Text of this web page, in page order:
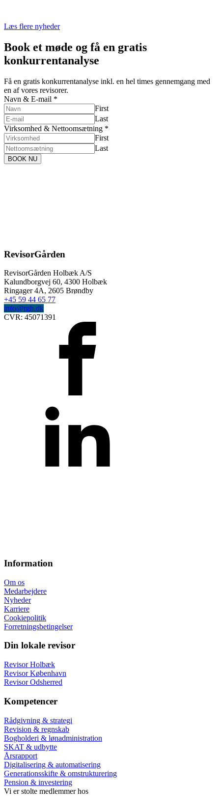
Læs flere nyheder
Book et møde og få en gratis
konkurrentanalyse
Få en gratis konkurrentanalyse inkl. en hel times gennemgang med
en af vores revisorer.
Navn & E-mail *
First
Last
Virksomhed & Nettoomsætning *
First
Last
BOOK NU
RevisorGården
RevisorGården Holbæk A/S
Kalundborgvej 60, 4300 Holbæk
Ringager 4A, 2605 Brøndby
+45 59 44 65 77
info@rgh.dk
CVR: 45071391
Information
Om os
Medarbejdere
Nyheder
Karriere
Cookiepolitik
Forretningsbetingelser
Din lokale revisor
Revisor Holbæk
Revisor København
Revisor Odsherred
Kompetencer
Rådgivning & strategi
Revision & regnskab
Bogholderi & lønadministration
SKAT & udbytte
Årsrapport
Digitalisering & automatisering
Generationsskifte & omstrukturering
Pension & investering
Vi er stolte medlemmer hos